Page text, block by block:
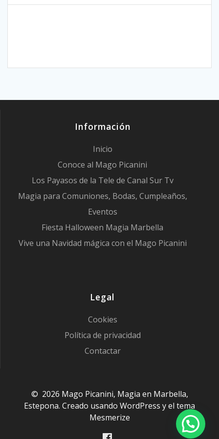
Información
Inicio
Conoce al Mago Picanini
Los Payasos de la Tele de Canal Sur Tv
Magia para Comuniones, Bodas, Cumpleaños,
Eventos
Fiesta Halloween Magia Marbella
Vive una Navidad mágica con el Mago Picanini
Legal
Cookies
Política de privacidad
Contactar
© 2026 Mago Picanini, Magia en Marbella,
Estepona. Creado usando WordPress y el tema
Mesmerize